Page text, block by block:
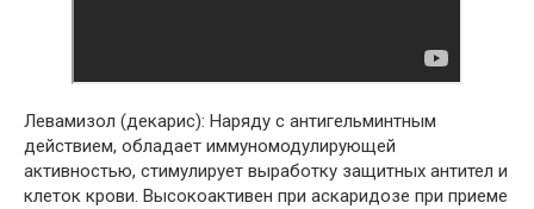
Левамизол (декарис): Наряду с антигельминтным
действием, обладает иммуномодулирующей
активностью, стимулирует выработку защитных антител и
клеток крови. Высокоактивен при аскаридозе при приеме